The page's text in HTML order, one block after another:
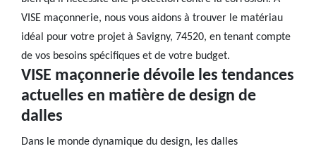
VISE maçonnerie, nous vous aidons à trouver le matériau
idéal pour votre projet à Savigny, 74520, en tenant compte
de vos besoins spécifiques et de votre budget.
VISE maçonnerie dévoile les tendances
actuelles en matière de design de
dalles
Dans le monde dynamique du design, les dalles